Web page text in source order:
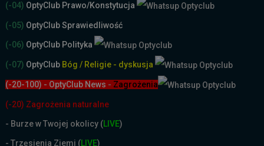
(-04) OptyClub Prawo/Konstytucja
(-05) OptyClub Sprawiedliwość
(-06) OptyClub Polityka
(-07) OptyClub Bóg / Religie - dyskusja
(-20-100) - OptyClub News - Zagrożenia
(-20) Zagrożenia naturalne
- Burze w Twojej okolicy (LIVE)
- Trzęsienia Ziemi (LIVE)